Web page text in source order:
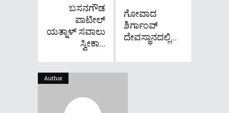
ಬಸನಗೌಡ
ಪಾಟೀಲ್
ಯತ್ನಾಳ್ ಸವಾಲು
ಸ್ವೀಕಾ...
ಗೋವಾದ
ಶಿರ್ಗಾಂವ್‌​​​
ದೇವಸ್ಥಾನದಲ್ಲಿ...
Author